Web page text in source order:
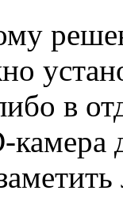
в
камера